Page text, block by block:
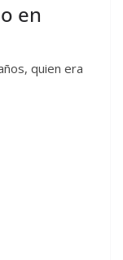
en
quien era